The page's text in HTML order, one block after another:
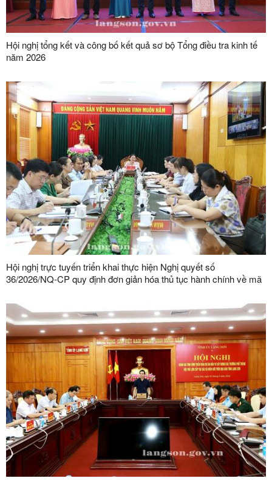
Hội nghị tổng kết và công bố kết quả sơ bộ Tổng điều tra kinh tế
năm 2026
Hội nghị trực tuyến triển khai thực hiện Nghị quyết số
36/2026/NQ-CP quy định đơn giản hóa thủ tục hành chính về mã